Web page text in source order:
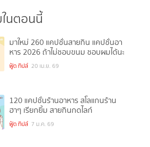
นตอนนี้
มาใหม่ 260 แคปชั่นสายกิน แคปชั่นอา
หาร 2026 ถ้าไม่ชอบขนม ชอบผมได้นะ
ฟู้ด ทิปส์ 20 เม.ย. 69
120 แคปชั่นร้านอาหาร สโลแกนร้าน
ฮาๆ เรียกยิ้ม สายกินกดไลก์
ฟู้ด ทิปส์ 7 ม.ค. 69